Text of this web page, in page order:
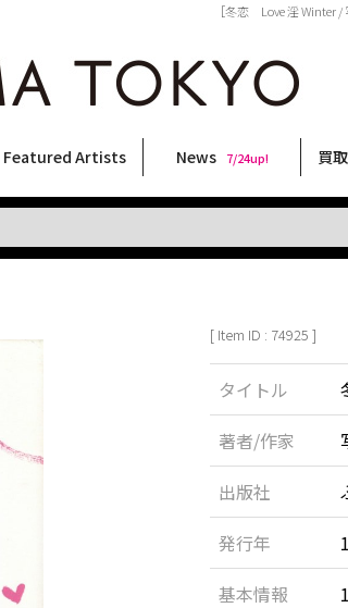
［冬恋 Love 淫 Winter
Featured Artists
稲嶺啓一(東風終)
村田言恵
丸岡和吾
Rico Casella
キム・ロートン
菅谷晋一
柴田亜美
内藤啓介
CHRIS
二本木里美
三島剛
森山大道
春川ナミオ
大西洋介
秋赤音
須藤昌人
天野タケル
内藤ルネ
三島由紀夫
佐伯俊男
北島敬三
横尾忠則
大類信
COOKIE
林月光
News 7/24up!
新着・おすすめ商品 9/7up!
フェア・イベント情報 7/
お店からのお知らせ 6/1up!
買取
買
買
古
美
出
宅
店
よ
[ Item ID : 74925 ]
タイトル
著者/作家
出版社
発行年
基本情報